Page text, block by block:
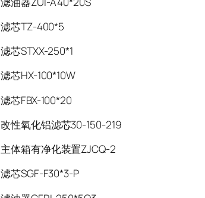
滤芯TZ-400*5
滤芯STXX-250*1
滤芯HX-100*10W
滤芯FBX-100*20
改性氧化铝滤芯30-150-219
主体箱有净化装置ZJCQ-2
滤芯SGF-F30*3-P